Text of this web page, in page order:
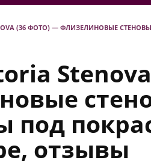
(36 ФОТО) — ФЛИЗЕЛИНОВЫЕ
под
отзывы